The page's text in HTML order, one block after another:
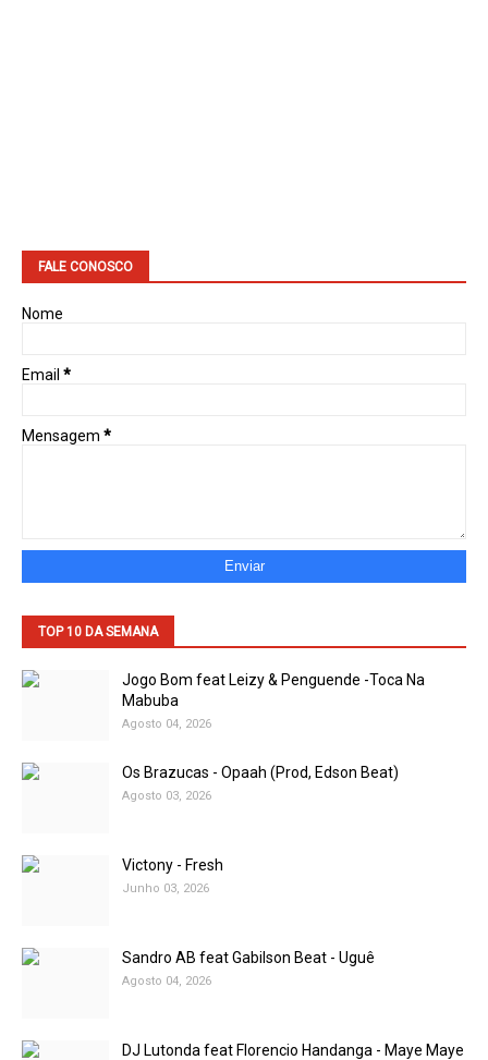
FALE CONOSCO
Nome
Email *
Mensagem *
TOP 10 DA SEMANA
Jogo Bom feat Leizy & Penguende -Toca Na
Mabuba
Agosto 04, 2026
Os Brazucas - Opaah (Prod, Edson Beat)
Agosto 03, 2026
Victony - Fresh
Junho 03, 2026
Sandro AB feat Gabilson Beat - Uguê
Agosto 04, 2026
DJ Lutonda feat Florencio Handanga - Maye Maye